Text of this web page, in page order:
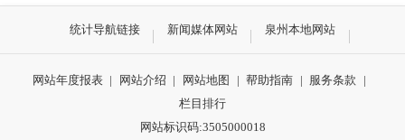
统计导航链接 新闻媒体网站 泉州本地网站
网站年度报表 | 网站介绍 | 网站地图 | 帮助指南 | 服务条款
|
栏目排行
网站标识码:3505000018